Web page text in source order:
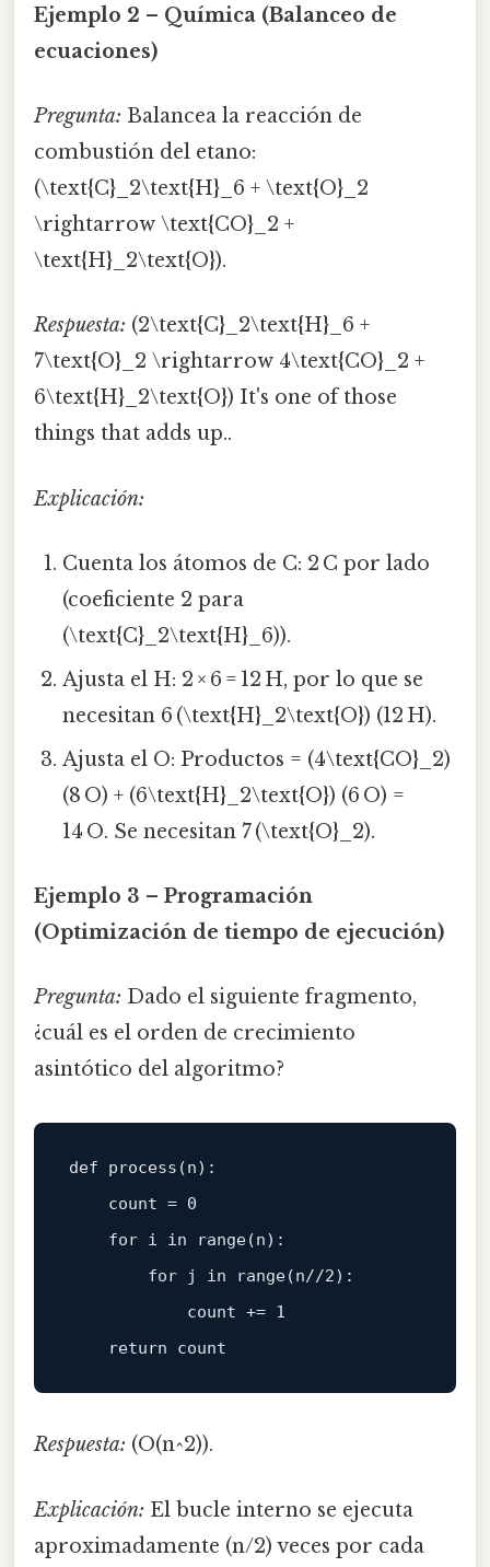
Ejemplo 2 – Química (Balanceo de
ecuaciones)
Pregunta: Balancea la reacción de
combustión del etano:
(\text{C}_2\text{H}_6 + \text{O}_2
\rightarrow \text{CO}_2 +
\text{H}_2\text{O}).
Respuesta: (2\text{C}_2\text{H}_6 +
7\text{O}_2 \rightarrow 4\text{CO}_2 +
6\text{H}_2\text{O}) It's one of those
things that adds up..
Explicación:
Cuenta los átomos de C: 2 C por lado
(coeficiente 2 para
(\text{C}_2\text{H}_6)).
Ajusta el H: 2 × 6 = 12 H, por lo que se
necesitan 6 (\text{H}_2\text{O}) (12 H).
Ajusta el O: Productos = (4\text{CO}_2)
(8 O) + (6\text{H}_2\text{O}) (6 O) =
14 O. Se necesitan 7 (\text{O}_2).
Ejemplo 3 – Programación
(Optimización de tiempo de ejecución)
Pregunta: Dado el siguiente fragmento,
¿cuál es el orden de crecimiento
asintótico del algoritmo?
def process (n) :
    count =
0
for i in range(n) :
        for j in range(n//
2):
            count +=
1
return
Respuesta: (O(n^2)).
Explicación: El bucle interno se ejecuta
aproximadamente (n/2) veces por cada